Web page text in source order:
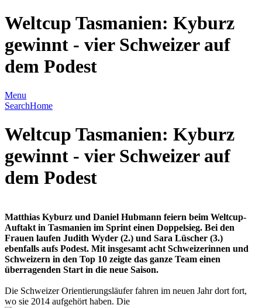
Weltcup Tasmanien: Kyburz
gewinnt - vier Schweizer auf
dem Podest
Menu
SearchHome
Weltcup Tasmanien: Kyburz
gewinnt - vier Schweizer auf
dem Podest
Matthias Kyburz und Daniel Hubmann feiern beim Weltcup-
Auftakt in Tasmanien im Sprint einen Doppelsieg. Bei den
Frauen laufen Judith Wyder (2.) und Sara Lüscher (3.)
ebenfalls aufs Podest. Mit insgesamt acht Schweizerinnen und
Schweizern in den Top 10 zeigte das ganze Team einen
überragenden Start in die neue Saison.
Die Schweizer Orientierungsläufer fahren im neuen Jahr dort fort,
wo sie 2014 aufgehört haben. Die